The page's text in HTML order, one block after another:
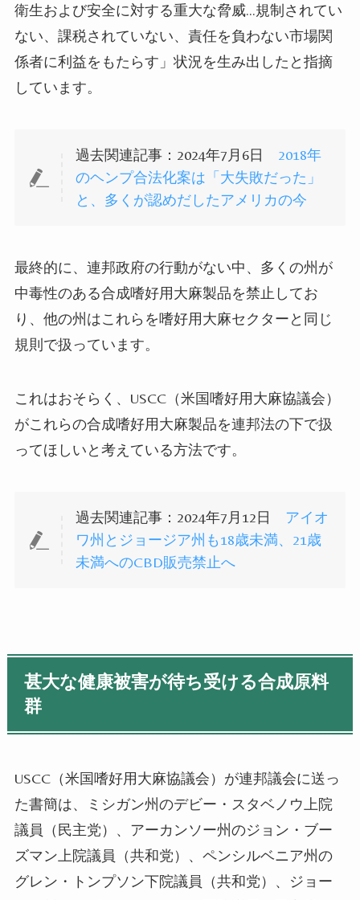
衛生および安全に対する重大な脅威…規制されてい
ない、課税されていない、責任を負わない市場関
係者に利益をもたらす」状況を生み出したと指摘
しています。
過去関連記事：2024年7月6日 2018年
のヘンプ合法化案は「大失敗だった」
と、多くが認めだしたアメリカの今
最終的に、連邦政府の行動がない中、多くの州が
中毒性のある合成嗜好用大麻製品を禁止してお
り、他の州はこれらを嗜好用大麻セクターと同じ
規則で扱っています。
これはおそらく、USCC（米国嗜好用大麻協議会）
がこれらの合成嗜好用大麻製品を連邦法の下で扱
ってほしいと考えている方法です。
過去関連記事：2024年7月12日 アイオ
ワ州とジョージア州も18歳未満、21歳
未満へのCBD販売禁止へ
甚大な健康被害が待ち受ける合成原料
群
USCC（米国嗜好用大麻協議会） が連邦議会に送っ
た書簡は、ミシガン州のデビー・スタベノウ上院
議員（民主党）、アーカンソー州のジョン・ブー
ズマン上院議員（共和党）、ペンシルベニア州の
グレン・トンプソン下院議員（共和党）、ジョー